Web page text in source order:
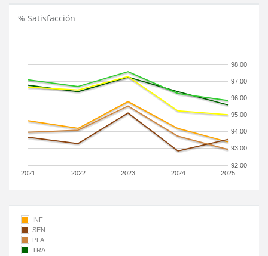
% Satisfacción
2021 2022 2023 2024 2025
92.00
93.00
94.00
95.00
96.00
97.00
98.00
INF
SEN
PLA
TRA